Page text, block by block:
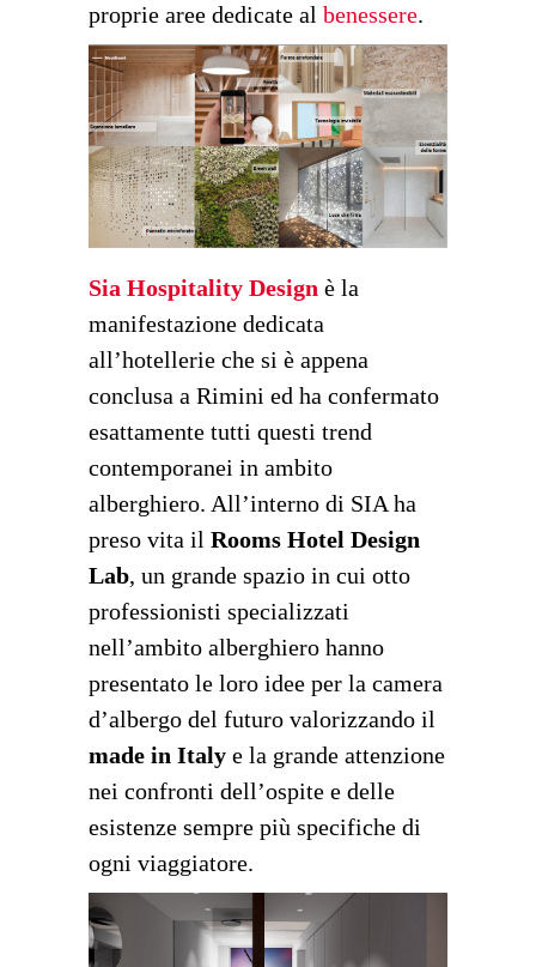
proprie aree dedicate al benessere.
Sia Hospitality Design è la
manifestazione dedicata
all’hotellerie che si è appena
conclusa a Rimini ed ha confermato
esattamente tutti questi trend
contemporanei in ambito
alberghiero. All’interno di SIA ha
preso vita il Rooms Hotel Design
Lab, un grande spazio in cui otto
professionisti specializzati
nell’ambito alberghiero hanno
presentato le loro idee per la camera
d’albergo del futuro valorizzando il
made in Italy e la grande attenzione
nei confronti dell’ospite e delle
esistenze sempre più specifiche di
ogni viaggiatore.